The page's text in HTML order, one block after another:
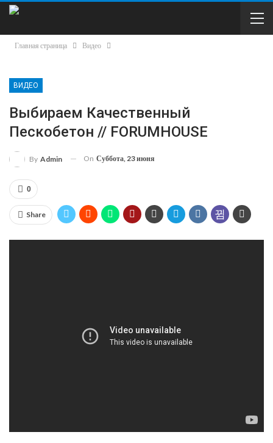
Главная страница Видео
ВИДЕО
Выбираем Качественный
Пескобетон // FORUMHOUSE
By Admin On Суббота, 23 июня
0
Share